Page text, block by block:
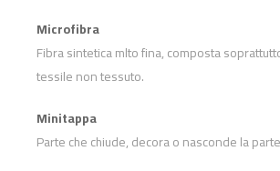
Microfibra
Fibra sintetica mlto fina, composta
tessile non tessuto.
Minitappa
Parte che chiude, decora o nasconde la